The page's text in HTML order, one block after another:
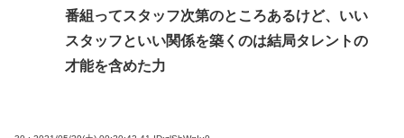
番組ってスタッフ次第のところあるけど、いい
スタッフといい関係を築くのは結局タレントの
才能を含めた力